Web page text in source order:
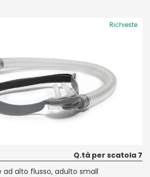
Richieste
Q.tà per scatola 7
alto flusso, adulto small